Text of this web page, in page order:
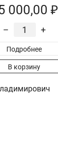
000,00 ₽
– +
Подробнее
В корзину